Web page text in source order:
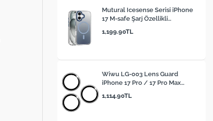
Mutural Icesense Serisi iPhone
17 M-safe Şarj Özellikli
Telefon Kılıfı
1,199.90TL
Wiwu LG-003 Lens Guard
iPhone 17 Pro / 17 Pro Max
Kamera Lens Koruyucu
1,114.90TL